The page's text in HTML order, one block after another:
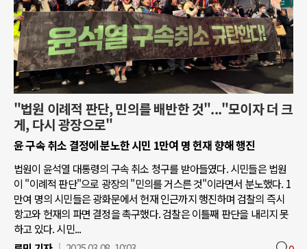
"법원 이례적 판단, 민의를 배반한 것"..."모이자 더 크
게, 다시 광장으로"
윤 구속 취소 결정에 분노한 시민 1만여 명 헌재 향해 행진
법원이 윤석열 대통령의 구속 취소 청구를 받아들였다. 시민들은 법원
이 "이례적 판단"으로 광장의 "민의를 거스른 것"이라면서 분노했다. 1
만여 명의 시민들은 광화문에서 헌재 인근까지 행진하며 검찰의 즉시
항고와 헌재의 파면 결정을 촉구했다. 검찰은 이틀째 판단을 내리지 못
하고 있다. 시민...